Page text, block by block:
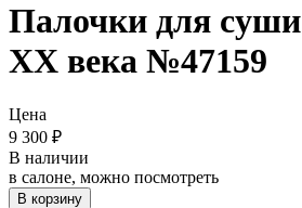
Палочки для суши
XX века №47159
Цена
9 300 ₽
В наличии
в салоне, можно посмотреть
В корзину